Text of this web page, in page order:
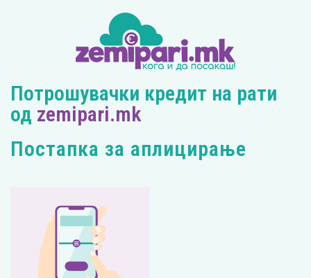
Потрошувачки кредит на рати
од zemipari.mk
Постапка за аплицирање